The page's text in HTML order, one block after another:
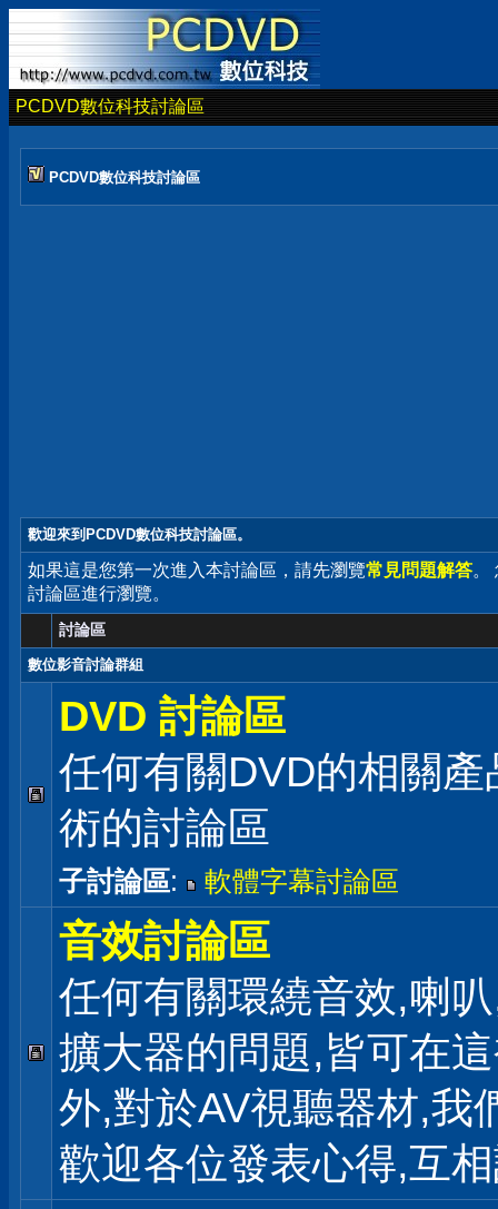
PCDVD數位科技討論區
PCDVD數位科技討論區
歡迎來到PCDVD數位科技討論區。
如果這是您第一次進入本討論區，請先瀏覽常見問題解答。
討論區進行瀏覽。
討論區
數位影音討論群組
DVD 討論區
任何有關DVD的相關
術的討論區
子討論區: 軟體字幕討論區
音效討論區
任何有關環繞音效,喇
擴大器的問題,皆可在
外,對於AV視聽器材,我
歡迎各位發表心得,互